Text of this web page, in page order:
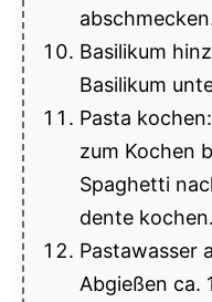
Basilikum
Basilikum
Pasta
zum Kochen
Spaghetti
dente kochen.
Pastawasser
Abgießen ca.